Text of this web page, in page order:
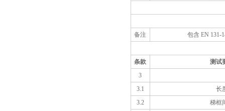
备注 包含 EN 131-
条款
测试
3
3.1
长
3.2
梯框